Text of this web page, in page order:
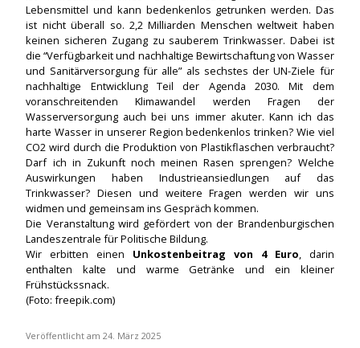
Lebensmittel und kann bedenkenlos getrunken werden. Das
ist nicht überall so. 2,2 Milliarden Menschen weltweit haben
keinen sicheren Zugang zu sauberem Trinkwasser. Dabei ist
die “Verfügbarkeit und nachhaltige Bewirtschaftung von Wasser
und Sanitärversorgung für alle” als sechstes der UN-Ziele für
nachhaltige Entwicklung Teil der Agenda 2030. Mit dem
voranschreitenden Klimawandel werden Fragen der
Wasserversorgung auch bei uns immer akuter. Kann ich das
harte Wasser in unserer Region bedenkenlos trinken? Wie viel
CO2 wird durch die Produktion von Plastikflaschen verbraucht?
Darf ich in Zukunft noch meinen Rasen sprengen? Welche
Auswirkungen haben Industrieansiedlungen auf das
Trinkwasser? Diesen und weitere Fragen werden wir uns
widmen und gemeinsam ins Gespräch kommen.
Die Veranstaltung wird gefördert von der Brandenburgischen
Landeszentrale für Politische Bildung.
Wir erbitten einen Unkostenbeitrag von 4 Euro, darin
enthalten kalte und warme Getränke und ein kleiner
Frühstückssnack.
(Foto: freepik.com)
Veröffentlicht am 24. März 2025